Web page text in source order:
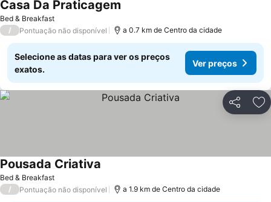
Bed & Breakfast
Casa Da Praticagem
/ Pontuação não disponível a 0.7 km de Centro da cidade
Selecione as datas para ver os preços
exatos.
Ver preços
Partilhar
Bed & Breakfast
Pousada Criativa
/ Pontuação não disponível a 1.9 km de Centro da cidade